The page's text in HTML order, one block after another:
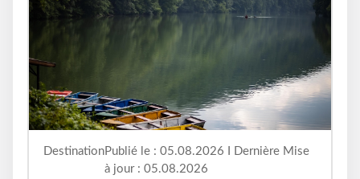
DestinationPublié le : 05.08.2026 I Dernière Mise
à jour : 05.08.2026